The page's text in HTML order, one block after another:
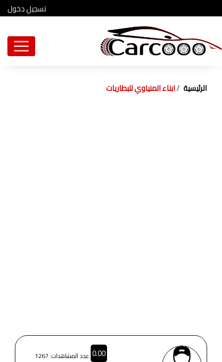
تسجيل دخول
الرئيسية ابناء المنياوي للبطاريات
0.00 عدد المشاهدات: 1267